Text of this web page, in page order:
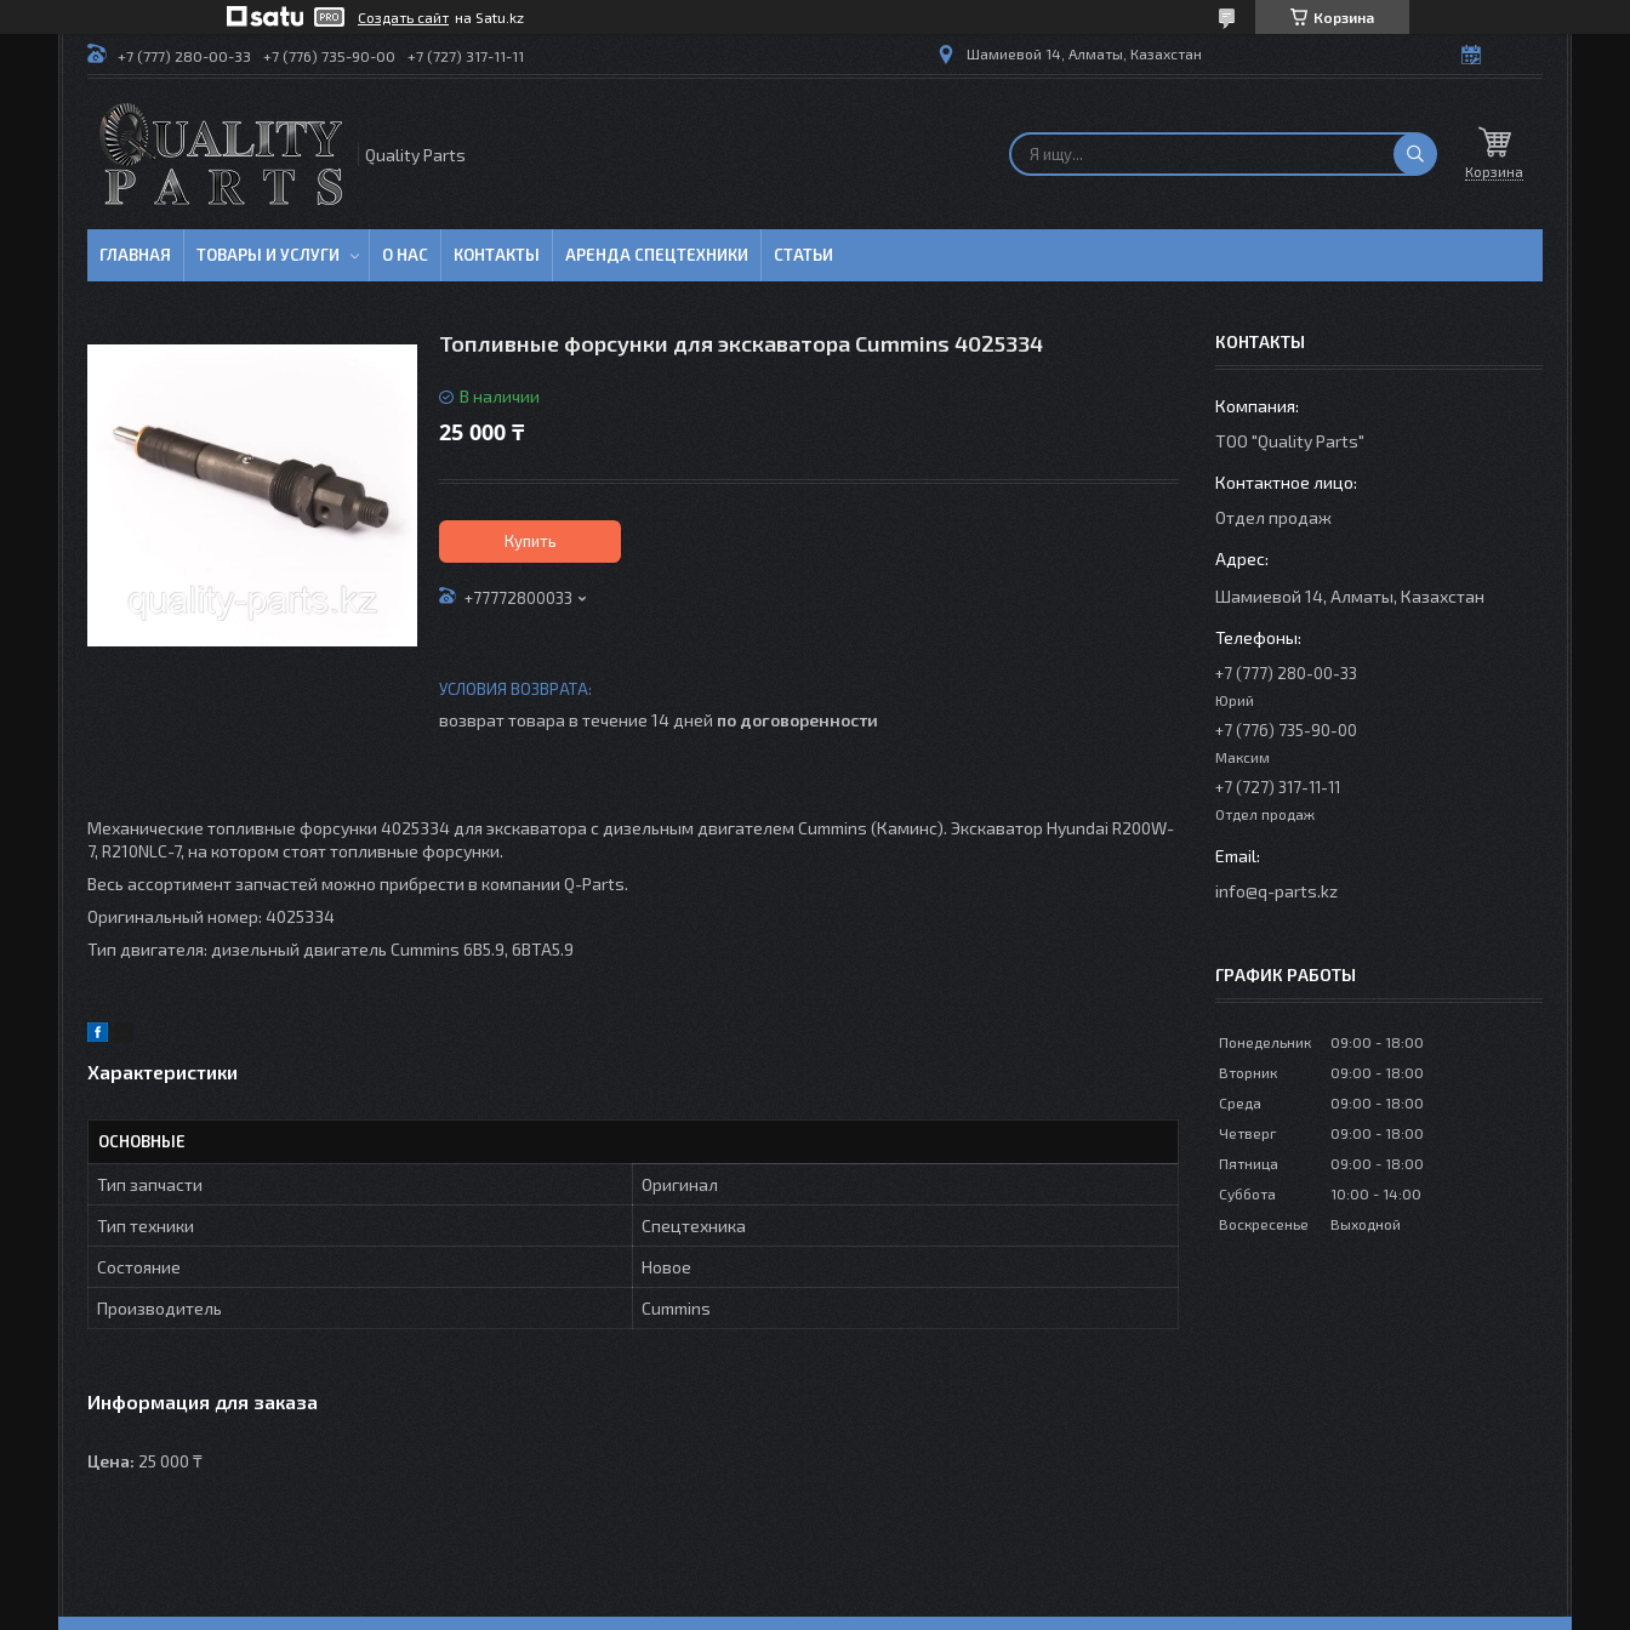
Создать сайт на Satu.kz Корзина
+7 (777) 280-00-33 +7 (776) 735-90-00 +7 (727) 317-11-11 Шамиевой 14, Алматы, Казахстан
Quality Parts
Корзина
ГЛАВНАЯ ТОВАРЫ И УСЛУГИ О НАС КОНТАКТЫ АРЕНДА СПЕЦТЕХНИКИ СТАТЬИ
Топливные форсунки для экскаватора Cummins 4025334
В наличии
25 000 ₸
Купить
+77772800033
возврат товара в течение 14 дней по договоренности
Механические топливные форсунки 4025334 для экскаватора с дизельным двигателем Cummins (Каминс). Экскаватор Hyundai R200W-
7, R210NLC-7, на котором стоят топливные форсунки.
Весь ассортимент запчастей можно прибрести в компании Q-Parts.
Оригинальный номер: 4025334
Тип двигателя: дизельный двигатель Cummins 6B5.9, 6BTA5.9
Характеристики
ОСНОВНЫЕ
Тип запчасти
Оригинал
Тип техники
Спецтехника
Состояние
Новое
Производитель
Cummins
Информация для заказа
Цена: 25 000 ₸
КОНТАКТЫ
ТОО "Quality Parts"
Отдел продаж
Шамиевой 14, Алматы, Казахстан
+7 (777) 280-00-33
Юрий
+7 (776) 735-90-00
Максим
+7 (727) 317-11-11
Отдел продаж
info@q-parts.kz
ГРАФИК РАБОТЫ
Понедельник 09:00
18:00
Вторник
09:00
18:00
Среда
09:00
18:00
Четверг
09:00
18:00
Пятница
09:00
18:00
Суббота
10:00
14:00
Воскресенье
Выходной